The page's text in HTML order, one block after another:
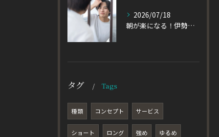
2026/07/18
朝が楽になる！伊勢崎市の美容室が教える大人パーマスタイル
タグ Tags
種類 コンセプト サービス
ショート ロング 強め ゆるめ